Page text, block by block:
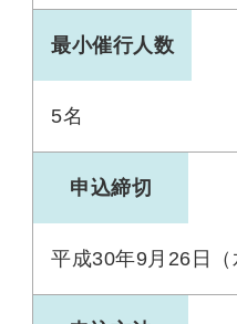
最小催行人数
5名
申込締切
平成30年9月26日（